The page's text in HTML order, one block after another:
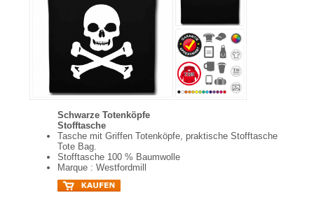
Schwarze Totenköpfe
Stofftasche
Tasche mit Griffen Totenköpfe, praktische Stofftasche
Tote Bag.
Stofftasche 100 % Baumwolle
Marque : Westfordmill